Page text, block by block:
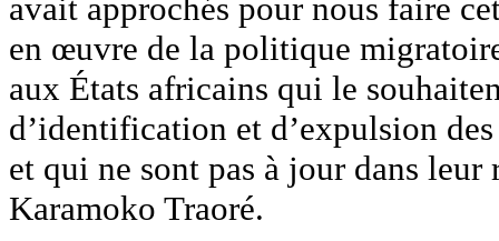
avait approchés pour nous faire
en œuvre de la politique
aux États africains qui le
d’identification et d’expulsion
et qui ne sont pas à jour dans
Karamoko Traoré.